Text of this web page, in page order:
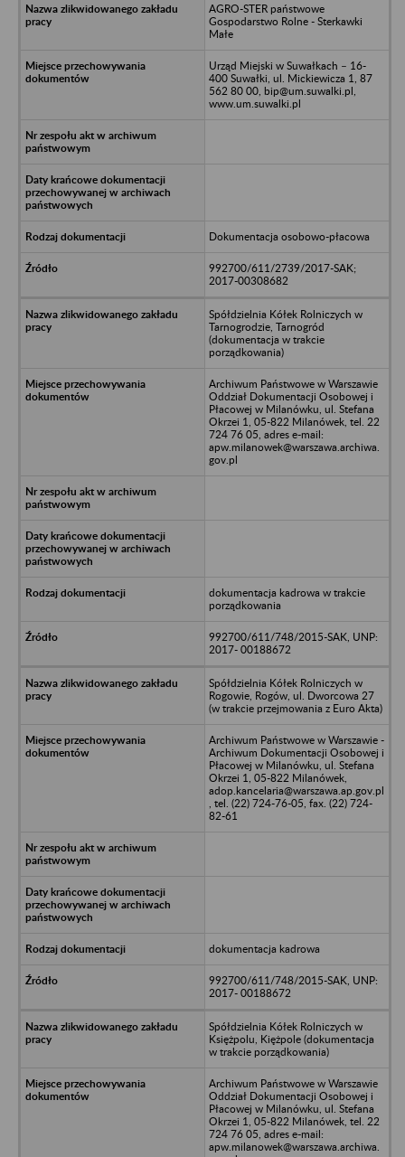
AGRO-STER państwowe
Gospodarstwo Rolne - Sterkawki
Małe
Urząd Miejski w Suwałkach – 16-
400 Suwałki, ul. Mickiewicza 1, 87
562 80 00, bip@um.suwalki.pl,
www.um.suwalki.pl
Dokumentacja osobowo-płacowa
992700/611/2739/2017-SAK;
2017-00308682
Spółdzielnia Kółek Rolniczych w
Tarnogrodzie, Tarnogród
(dokumentacja w trakcie
porządkowania)
Archiwum Państwowe w Warszawie
Oddział Dokumentacji Osobowej i
Płacowej w Milanówku, ul. Stefana
Okrzei 1, 05-822 Milanówek, tel. 22
724 76 05, adres e-mail:
apw.milanowek@warszawa.archiwa.
gov.pl
dokumentacja kadrowa w trakcie
porządkowania
992700/611/748/2015-SAK, UNP:
2017- 00188672
Spółdzielnia Kółek Rolniczych w
Rogowie, Rogów, ul. Dworcowa 27
(w trakcie przejmowania z Euro Akta)
Archiwum Państwowe w Warszawie -
Archiwum Dokumentacji Osobowej i
Płacowej w Milanówku, ul. Stefana
Okrzei 1, 05-822 Milanówek,
adop.kancelaria@warszawa.ap.gov.pl
, tel. (22) 724-76-05, fax. (22) 724-
82-61
dokumentacja kadrowa
992700/611/748/2015-SAK, UNP:
2017- 00188672
Spółdzielnia Kółek Rolniczych w
Księżpolu, Kiężpole (dokumentacja
w trakcie porządkowania)
Archiwum Państwowe w Warszawie
Oddział Dokumentacji Osobowej i
Płacowej w Milanówku, ul. Stefana
Okrzei 1, 05-822 Milanówek, tel. 22
724 76 05, adres e-mail:
apw.milanowek@warszawa.archiwa.